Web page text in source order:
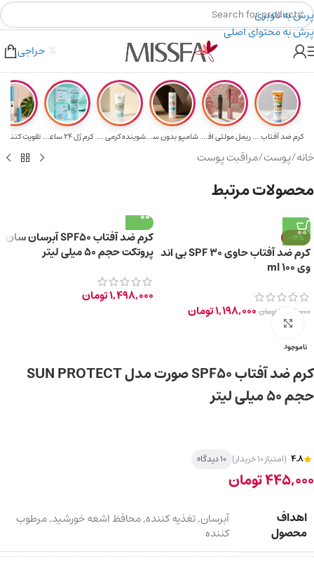
پرش به ناوبری
پرش به محتوای اصلی
۲٪ تخفیف روی سبد خرید برای روش کارت به کارت
هدیه برای خرید های بالای ۵ میلیون تومن
حراجی
کرم ضد آفتاب حا... ریمل مولتی افکت... شامپو بدون سولف... شوینده کرمی صور... کرم ژل ۲۴ ساعته... تقویت‌ کننده
خانه/پوست/مراقبت پوست
محصولات مرتبط
-14%
کرم ضد آفتاب حاوی SPF 30 بی اند
وی 100 ml
1,398,000تومان 1,198,000تومان
کرم ضد آفتاب SPF50 آبرسان سان
پروتکت حجم 50 میلی لیتر
1,498,000تومان
ناموجود
برای بزرگ‌نمایی کلیک کنید
کرم ضد آفتاب SPF50 صورت مدل SUN PROTECT
حجم 50 میلی لیتر
4.8 (امتیاز 10 خریدار) 10 دیدگاه
445,000تومان
اهداف
محصول
آبرسان,تغذیه کننده,محافظ اشعه خورشید,مرطوب
کننده